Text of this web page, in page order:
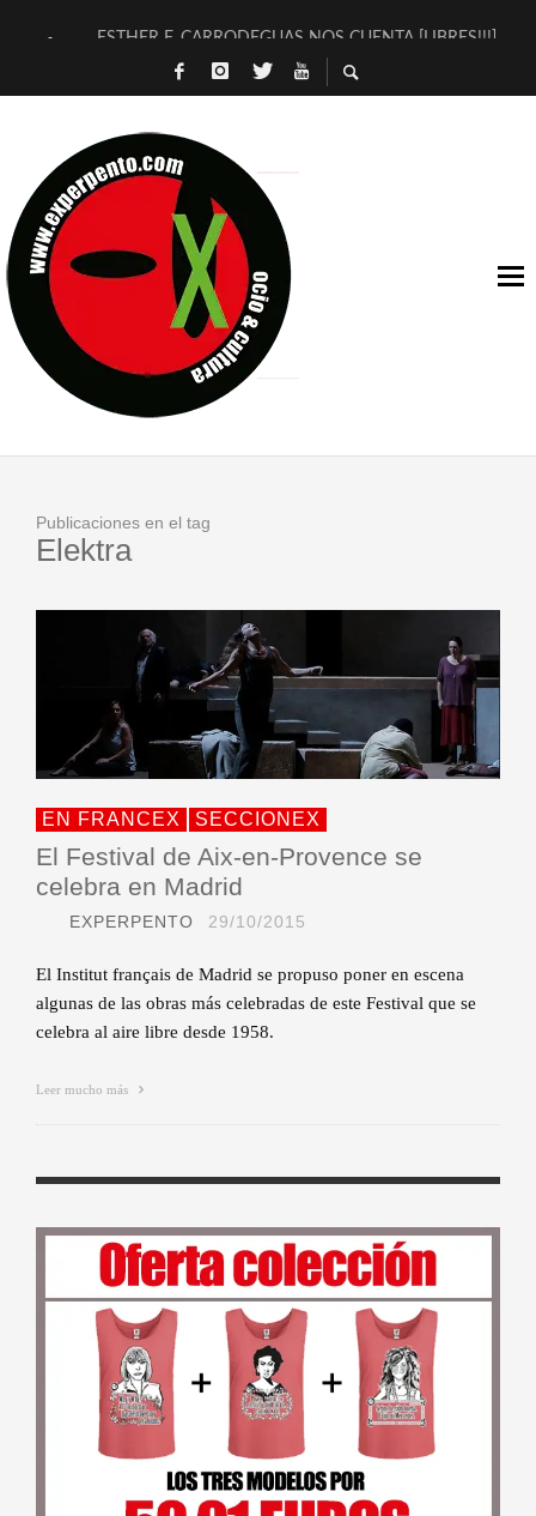
ESTHER F. CARRODEGUAS NOS CUENTA [LIBRES!!!]
[TERRA DE GUAPES] DE SANDRA MONFORT
TIMBRE 4, LA ESCUELA DEL DIRECTOR TEATRAL CLAUDIO
30 AÑOS (NO ES NADA) DE LA KATARSIS DEL TOMATAZO
MILITARES JUDÍAS EN #EXVITA
D’BALDOMEROS REINVENTAN [BITÁCORA 3.0] EN EXVITA
MARSHALL FLASH PRESENTA EN EXVITA [RELATIVA
JOFRE BARDAGÍ EN EXVITA INTERPRETANDO A SERRAT
Publicaciones en el tag
Elektra
EN FRANCEX SECCIONEX
El Festival de Aix-en-Provence se
celebra en Madrid
EXPERPENTO 29/10/2015
El Institut français de Madrid se propuso poner en escena
algunas de las obras más celebradas de este Festival que se
celebra al aire libre desde 1958.
Leer mucho más